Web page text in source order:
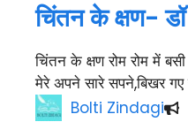
चिंतन के क्षण-
चिंतन के क्षण रोम रोम में
मेरे अपने सारे सपने,बिखर
Bolti Zindagi